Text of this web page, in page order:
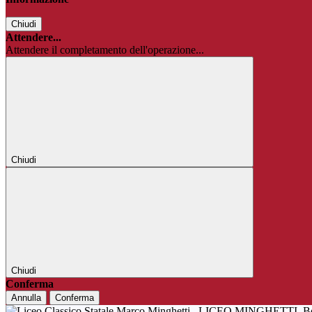
Chiudi
Attendere...
Attendere il completamento dell'operazione...
Chiudi
Chiudi
Conferma
Annulla Conferma